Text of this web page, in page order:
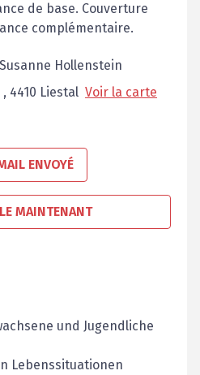
de base. Couverture
complémentaire.
Hollenstein
4410 Liestal Voir la carte
ENVOYÉ
MAINTENANT
und Jugendliche
Lebenssituationen